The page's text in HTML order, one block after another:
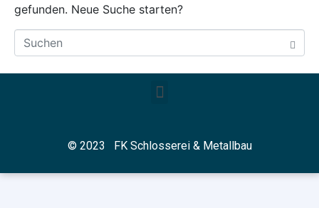
gefunden. Neue Suche starten?
© 2023 FK Schlosserei & Metallbau